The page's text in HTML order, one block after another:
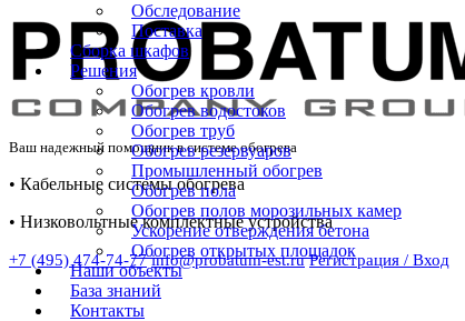
Ваш надежный помощник в системе обогрева
• Кабельные системы обогрева
• Низковольтные комплектные устройства
+7 (495) 474-74-77 info@probatum-est.ru Регистрация / Вход
Обследование
Поставка
Сборка шкафов
Решения
Обогрев кровли
Обогрев водостоков
Обогрев труб
Обогрев резервуаров
Промышленный обогрев
Обогрев пола
Обогрев полов морозильных камер
Ускорение отверждения бетона
Обогрев открытых площадок
Наши объекты
База знаний
Контакты